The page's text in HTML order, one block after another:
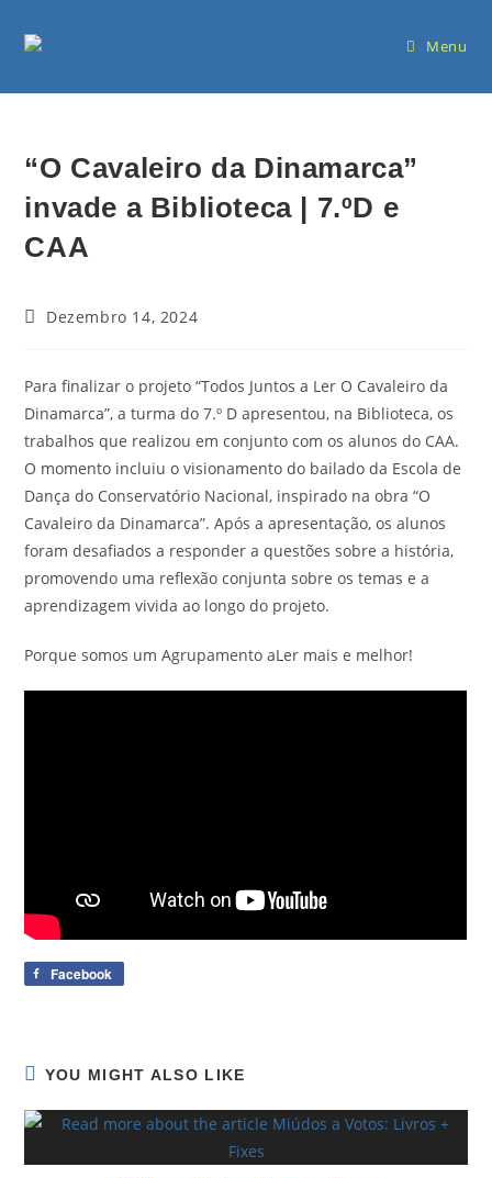
Menu
“O Cavaleiro da Dinamarca”
invade a Biblioteca | 7.ºD e
CAA
Dezembro 14, 2024
Para finalizar o projeto “Todos Juntos a Ler O Cavaleiro da
Dinamarca”, a turma do 7.º D apresentou, na Biblioteca, os
trabalhos que realizou em conjunto com os alunos do CAA.
O momento incluiu o visionamento do bailado da Escola de
Dança do Conservatório Nacional, inspirado na obra “O
Cavaleiro da Dinamarca”. Após a apresentação, os alunos
foram desafiados a responder a questões sobre a história,
promovendo uma reflexão conjunta sobre os temas e a
aprendizagem vivida ao longo do projeto.
Porque somos um Agrupamento aLer mais e melhor!
Facebook
YOU MIGHT ALSO LIKE